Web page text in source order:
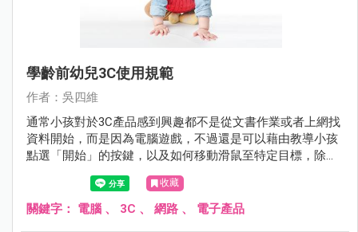
學齡前幼兒3C使用規範
作者：吳四維
通常小孩對於3C產品感到興趣都不是從文書作業或者上網找
資料開始，而是因為電腦遊戲，不過還是可以藉由教導小孩
點選「開始」的按鍵，以及如何移動滑鼠至特定目標，除了
能增強小孩的語言理解能力外，對於小孩的手眼協調上也有
幫助，並藉此增進其認知能力如顏色、形狀與符號的認識。
收藏
關鍵字： 電腦 、 3C 、 網路 、 電子產品